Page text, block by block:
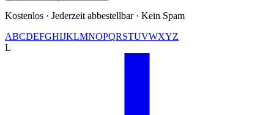
Kostenlos · Jederzeit abbestellbar · Kein Spam
ABCDEFGHIJKLMNOPQRSTUVWXYZ
L